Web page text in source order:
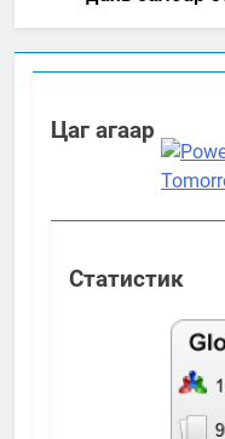
Цаг агаар
Статистик